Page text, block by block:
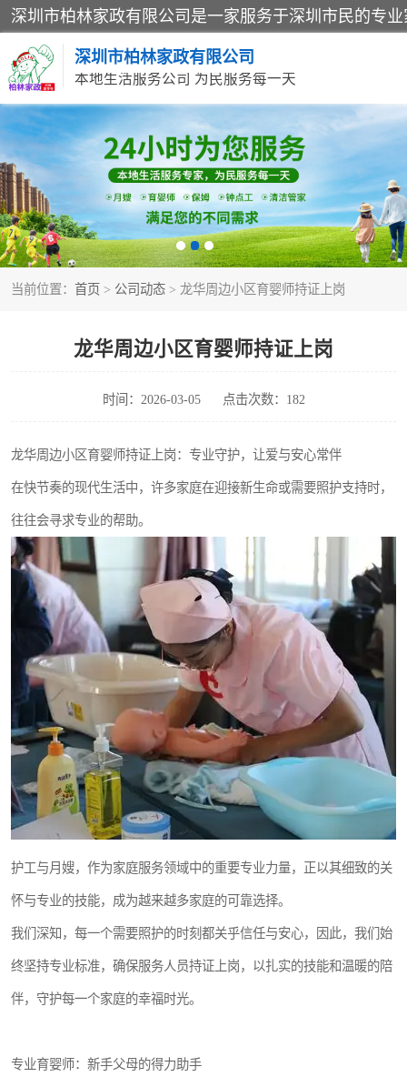
深圳市柏林家政有限公司
本地生活服务公司 为民服务每一天
当前位置： 首页 > 公司动态 > 龙华周边小区育婴师持证上岗
龙华周边小区育婴师持证上岗
时间：2026-03-05 点击次数：182
龙华周边小区育婴师持证上岗：专业守护，让爱与安心常伴
在快节奏的现代生活中，许多家庭在迎接新生命或需要照护支持时，
往往会寻求专业的帮助。
护工与月嫂，作为家庭服务领域中的重要专业力量，正以其细致的关
怀与专业的技能，成为越来越多家庭的可靠选择。
我们深知，每一个需要照护的时刻都关乎信任与安心，因此，我们始
终坚持专业标准，确保服务人员持证上岗，以扎实的技能和温暖的陪
伴，守护每一个家庭的幸福时光。
专业育婴师：新手父母的得力助手
家居保洁
家庭保姆